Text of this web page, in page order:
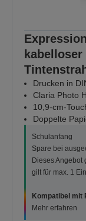
Drucken in
Claria Photo
10,9-cm-
Doppelte
Schulanfang
Spare bei
Dieses Angebot
gilt für max. 1
Kompatibel mit
Mehr erfahren